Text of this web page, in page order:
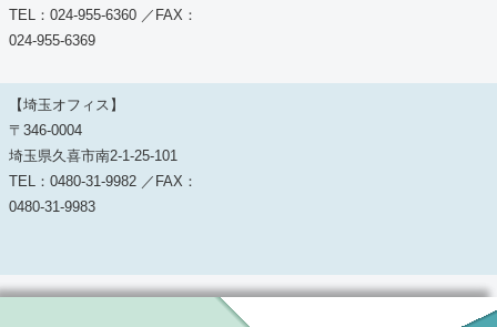
TEL：024-955-6360 ／FAX：
024-955-6369
【埼玉オフィス】
〒346-0004
埼玉県久喜市南2-1-25-101
TEL：0480-31-9982 ／FAX：
0480-31-9983